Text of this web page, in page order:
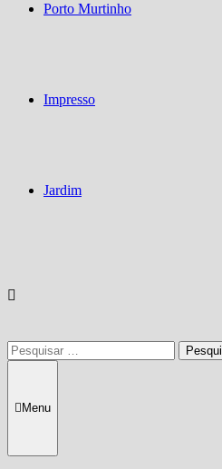
Porto Murtinho
Impresso
Jardim
Pesquisar
por:
Menu